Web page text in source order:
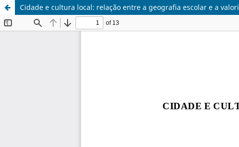
Cidade e cultura local: relação entre a geografia escolar e a